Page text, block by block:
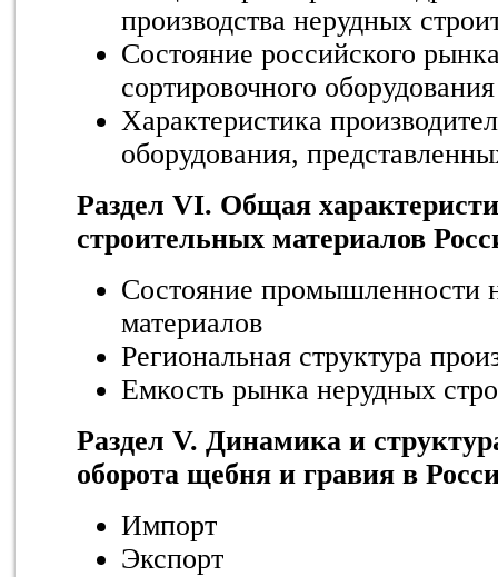
производства нерудных
Состояние российского
сортировочного оборудования
Характеристика
оборудования,
Раздел VI. Общая
строительных материалов
Состояние промышленности
материалов
Региональная структура
Емкость рынка нерудных
Раздел V. Динамика и
оборота щебня и гравия в
Импорт
Экспорт